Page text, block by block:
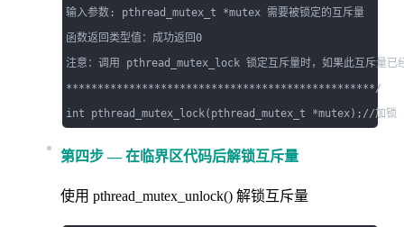
输入参数: pthread_mutex_t *mutex 需要被锁定的互斥量
函数返回类型值：成功返回0
注意：调用 pthread_mutex_lock 锁定互斥量时，如果此互斥量已
*************************************************/
第四步 — 在临界区代码后解锁互斥量
使用 pthread_mutex_unlock() 解锁互斥量